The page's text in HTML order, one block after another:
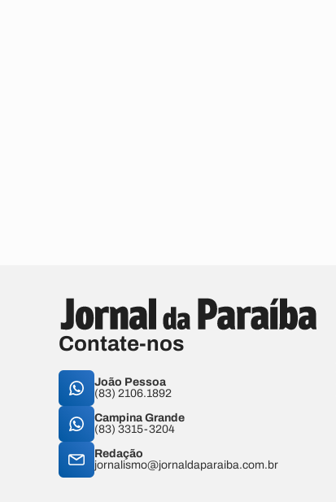
Contate-nos
João Pessoa
(83) 2106.1892
Campina Grande
(83) 3315-3204
Redação
jornalismo@jornaldaparaiba.com.br